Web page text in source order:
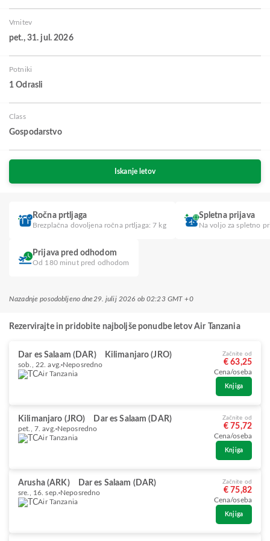
Vrnitev
pet., 31. jul. 2026
Potniki
1 Odrasli
Class
Gospodarstvo
Iskanje letov
Ročna prtljaga
Brezplačna dovoljena ročna prtljaga: 7 kg
Spletna prijava
Na voljo za spletno
Prijava pred odhodom
Od 180 minut pred odhodom
Nazadnje posodobljeno dne29. julij 2026 ob 02:23 GMT +0
Rezervirajte in pridobite najboljše ponudbe letov Air Tanzania
Dar es Salaam (DAR) Kilimanjaro (JRO)
sob., 22. avg. Neposredno
Air Tanzania
Začnite od
€ 63,25
Cena/oseba
Knjiga
Kilimanjaro (JRO) Dar es Salaam (DAR)
pet., 7. avg. Neposredno
Air Tanzania
Začnite od
€ 75,72
Cena/oseba
Knjiga
Arusha (ARK) Dar es Salaam (DAR)
sre., 16. sep. Neposredno
Air Tanzania
Začnite od
€ 75,82
Cena/oseba
Knjiga